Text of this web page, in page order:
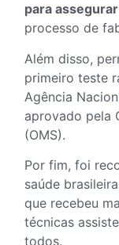
para
processo de
Além disso,
primeiro teste
Agência
aprovado pela
(OMS).
Por fim, foi
saúde
que recebeu
técnicas
todos.